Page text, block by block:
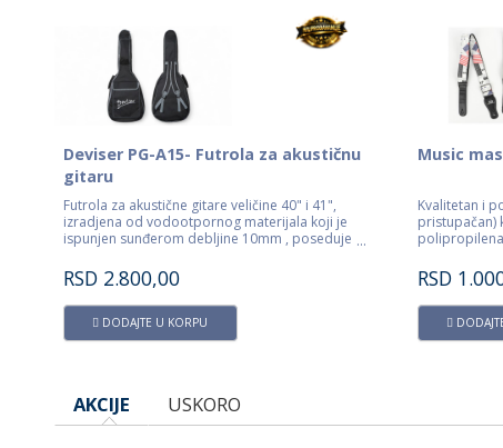
Deviser PG-A15- Futrola za akustičnu
gitaru
Futrola za akustične gitare veličine 40" i 41",
izradjena od vodootpornog materijala koji je
ispunjen sunđerom debljine 10mm , poseduje
nošenje na leđa.Veoma kvalitetna i jaka.
RSD 2.800,00
DODAJTE U KORPU
Music
Kvalitetan i
pristupačan)
master
104cm do
RSD
AKCIJE USKORO